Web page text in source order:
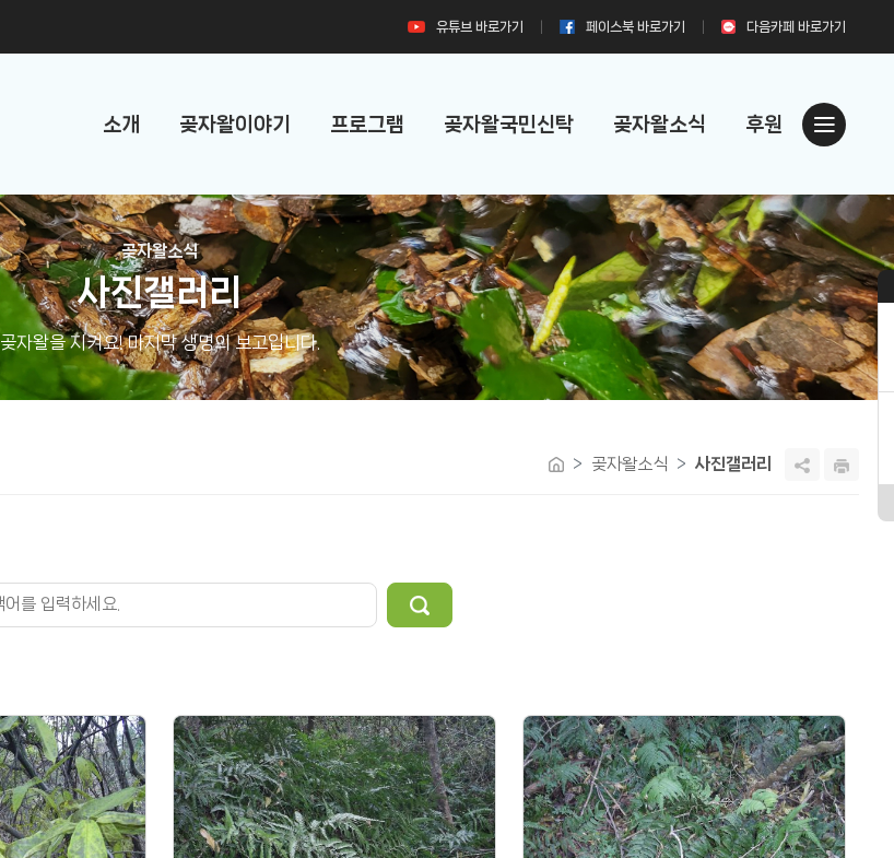
유튜브 바로가기 페이스북 바로가기 다음카페 바로가기
소개 곶자왈이야기 프로그램 곶자왈국민신탁 곶자왈소식 후원
곶자왈소식
사진갤러리
곶자왈을 지켜요! 마지막 생명의 보고입니다.
곶자왈소식 사진갤러리